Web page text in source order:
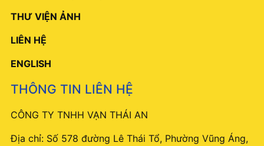
THƯ VIỆN ẢNH
LIÊN HỆ
ENGLISH
THÔNG TIN LIÊN HỆ
CÔNG TY TNHH VẠN THÁI AN
Địa chỉ: Số 578 đường Lê Thái Tổ, Phường Vũng Áng,